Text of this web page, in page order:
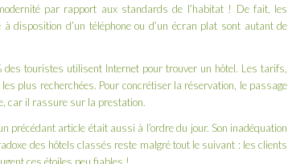
par rapport aux standards de l’habitat ! De fait, les
disposition d’un téléphone ou d’un écran plat sont autant de
des touristes utilisent Internet pour trouver un hôtel. Les tarifs,
plus recherchées. Pour concrétiser la réservation, le passage
car il rassure sur la prestation.
précédant article était aussi à l’ordre du jour. Son inadéquation
des hôtels classés reste malgré tout le suivant : les clients